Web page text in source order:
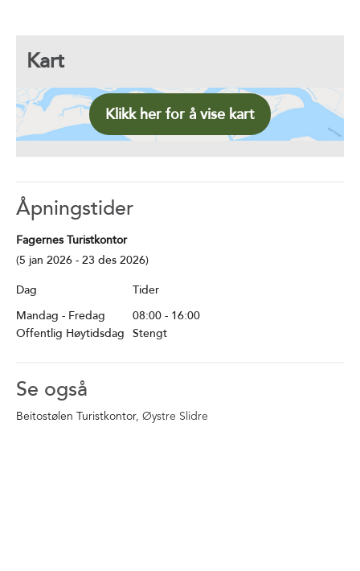
Kart
Klikk her for å vise kart
Åpningstider
Fagernes Turistkontor
(5 jan 2026 - 23 des 2026)
Dag
Tider
Mandag - Fredag
08:00 - 16:00
Offentlig Høytidsdag
Stengt
Se også
Beitostølen Turistkontor, Øystre Slidre